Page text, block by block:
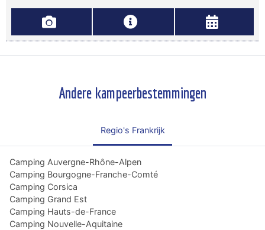
Andere kampeerbestemmingen
Regio's Frankrijk
Camping Auvergne-Rhône-Alpen
Camping Bourgogne-Franche-Comté
Camping Corsica
Camping Grand Est
Camping Hauts-de-France
Camping Nouvelle-Aquitaine